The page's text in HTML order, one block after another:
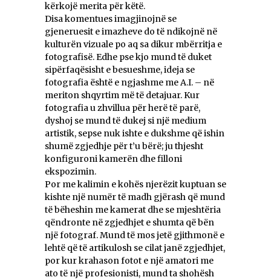
kërkojë merita për këtë.
Disa komentues imagjinojnë se
gjeneruesit e imazheve do të ndikojnë në
kulturën vizuale po aq sa dikur mbërritja e
fotografisë. Edhe pse kjo mund të duket
sipërfaqësisht e besueshme, ideja se
fotografia është e ngjashme me A.I. – në
meriton shqyrtim më të detajuar. Kur
fotografia u zhvillua për herë të parë,
dyshoj se mund të dukej si një medium
artistik, sepse nuk ishte e dukshme që ishin
shumë zgjedhje për t’u bërë; ju thjesht
konfiguroni kamerën dhe filloni
ekspozimin.
Por me kalimin e kohës njerëzit kuptuan se
kishte një numër të madh gjërash që mund
të bëheshin me kamerat dhe se mjeshtëria
qëndronte në zgjedhjet e shumta që bën
një fotograf. Mund të mos jetë gjithmonë e
lehtë që të artikulosh se cilat janë zgjedhjet,
por kur krahason fotot e një amatori me
ato të një profesionisti, mund ta shohësh